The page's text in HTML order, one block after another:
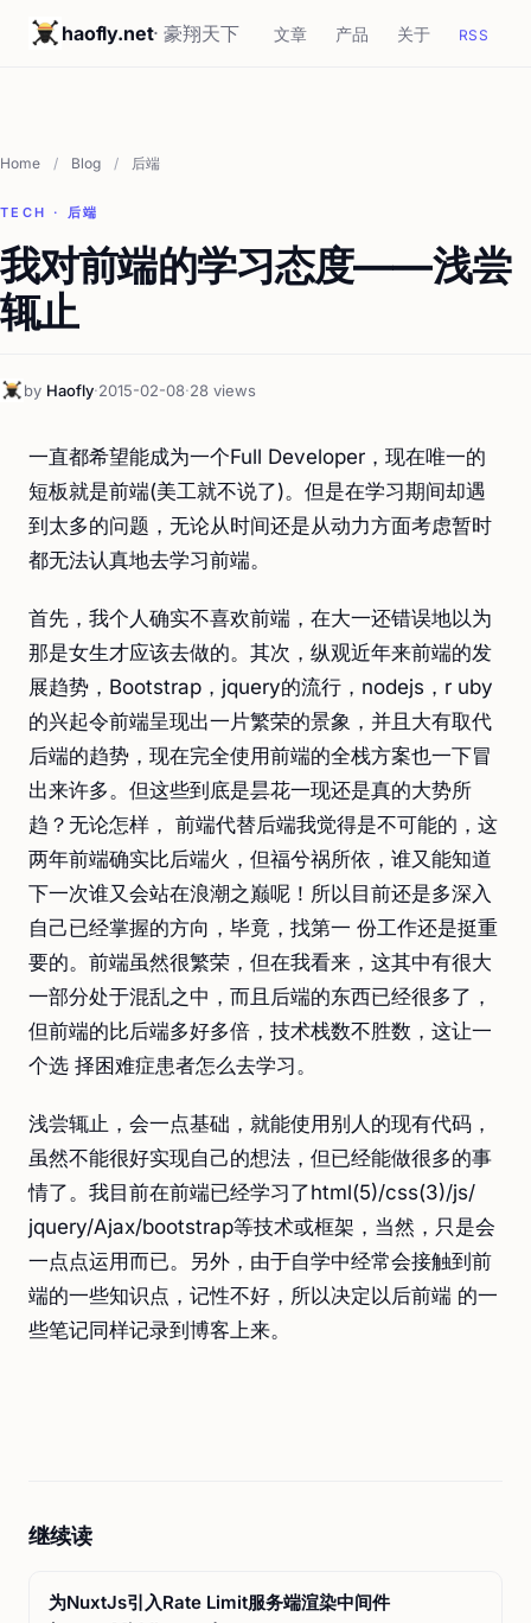
haofly.net· 豪翔天下 文章 产品 关于 RSS
Home / Blog / 后端
TECH · 后端
我对前端的学习态度——浅尝
辄止
by Haofly·2015-02-08·28 views
一直都希望能成为一个Full Developer，现在唯一的
短板就是前端(美工就不说了)。但是在学习期间却遇
到太多的问题，无论从时间还是从动力方面考虑暂时
都无法认真地去学习前端。
首先，我个人确实不喜欢前端，在大一还错误地以为
那是女生才应该去做的。其次，纵观近年来前端的发
展趋势，Bootstrap，jquery的流行，nodejs，r uby
的兴起令前端呈现出一片繁荣的景象，并且大有取代
后端的趋势，现在完全使用前端的全栈方案也一下冒
出来许多。但这些到底是昙花一现还是真的大势所
趋？无论怎样， 前端代替后端我觉得是不可能的，这
两年前端确实比后端火，但福兮祸所依，谁又能知道
下一次谁又会站在浪潮之巅呢！所以目前还是多深入
自己已经掌握的方向，毕竟，找第一 份工作还是挺重
要的。前端虽然很繁荣，但在我看来，这其中有很大
一部分处于混乱之中，而且后端的东西已经很多了，
但前端的比后端多好多倍，技术栈数不胜数，这让一
个选 择困难症患者怎么去学习。
浅尝辄止，会一点基础，就能使用别人的现有代码，
虽然不能很好实现自己的想法，但已经能做很多的事
情了。我目前在前端已经学习了html(5)/css(3)/js/
jquery/Ajax/bootstrap等技术或框架，当然，只是会
一点点运用而已。另外，由于自学中经常会接触到前
端的一些知识点，记性不好，所以决定以后前端 的一
些笔记同样记录到博客上来。
继续读
为NuxtJs引入Rate Limit服务端渲染中间件